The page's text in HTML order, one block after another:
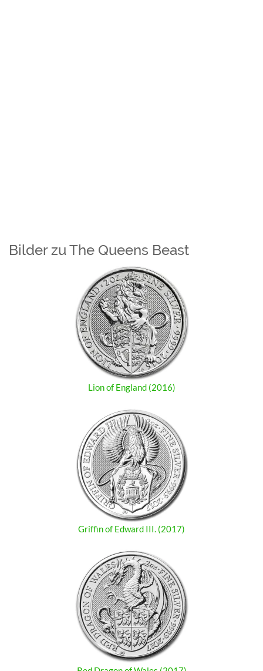
Bilder zu The Queens Beast
Lion of England (2016)
Griffin of Edward III. (2017)